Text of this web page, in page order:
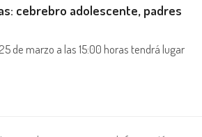
cebrebro adolescente, padres
de marzo a las 15:00 horas tendrá lugar